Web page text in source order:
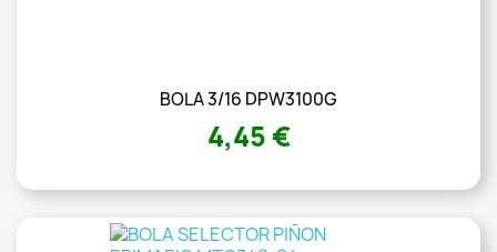
BOLA 3/16 DPW3100G
4,45 €